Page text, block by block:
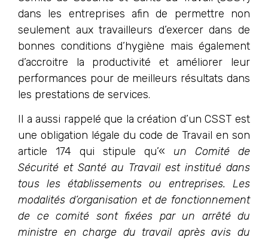
dans les entreprises afin de permettre non
seulement aux travailleurs d’exercer dans de
bonnes conditions d’hygiène mais également
d’accroitre la productivité et améliorer leur
performances pour de meilleurs résultats dans
les prestations de services.
Il a aussi rappelé que la création d’un CSST est
une obligation légale du code de Travail en son
article 174 qui stipule qu’« un Comité de
Sécurité et Santé au Travail est institué dans
tous les établissements ou entreprises. Les
modalités d’organisation et de fonctionnement
de ce comité sont fixées par un arrêté du
ministre en charge du travail après avis du